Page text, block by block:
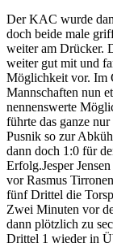
Der KAC wurde
doch beide male
weiter am Drücker.
weiter gut mit und
Möglichkeit vor. Im
Mannschaften nun
nennenswerte
führte das ganze
Pusnik so zur
dann doch 1:0 für
Erfolg.Jesper
vor Rasmus
fünf Drittel die
Zwei Minuten vor
dann plötzlich zu
Drittel 1 wieder in